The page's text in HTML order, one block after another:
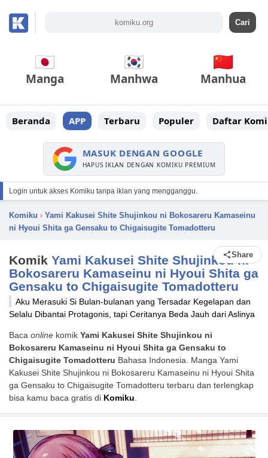
Manga Manhwa Manhua
Beranda APP Terbaru Populer Daftar
MASUK DENGAN GOOGLE
HAPUS IKLAN DENGAN KOMIKU PREMIUM
Login untuk akses Komiku tanpa iklan yang mengganggu.
Komiku › Yami Kakusei Shite Shujinkou ni Bokosareru Kamaseinu
ni Hyoui Shita ga Gensaku to Chigaisugite Tomadotteru
Komik Yami Kakusei Shite Shujinkou ni
Bokosareru Kamaseinu ni Hyoui Shita ga
Gensaku to Chigaisugite Tomadotteru
Share
Aku Merasuki Si Bulan-bulanan yang Tersadar Kegelapan dan
Selalu Dibantai Protagonis, tapi Ceritanya Beda Jauh dari Aslinya
Baca online komik Yami Kakusei Shite Shujinkou ni
Bokosareru Kamaseinu ni Hyoui Shita ga Gensaku to
Chigaisugite Tomadotteru Bahasa Indonesia. Manga Yami
Kakusei Shite Shujinkou ni Bokosareru Kamaseinu ni Hyoui Shita
ga Gensaku to Chigaisugite Tomadotteru terbaru dan terlengkap
bisa kamu baca gratis di Komiku